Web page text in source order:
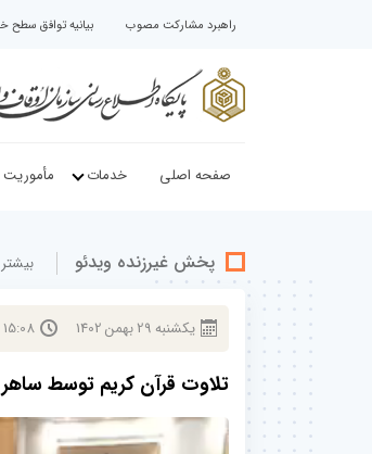
راهبرد مشارکت مصوب بیانیه توافق سطح
صفحه اصلی خدمات
پخش غيرزنده ویدئو بيشتر
يكشنبه29بهمن1402
15:08
تلاوت قرآن کریم توسط